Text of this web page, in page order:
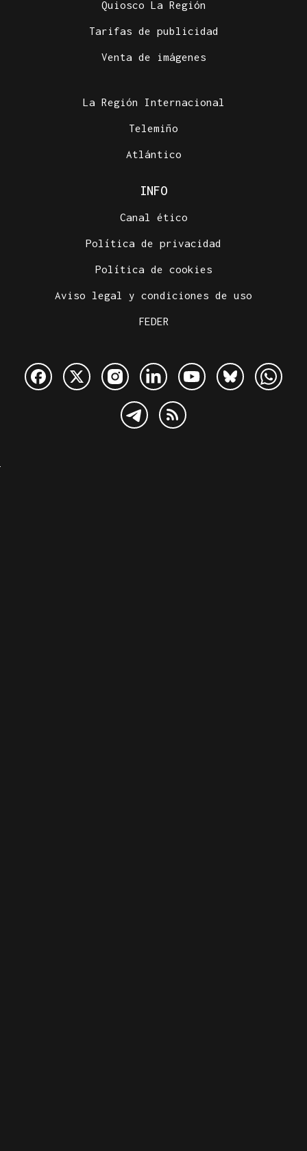
Quiosco La Región
Tarifas de publicidad
Venta de imágenes
La Región Internacional
Telemiño
Atlántico
INFO
Canal ético
Política de privacidad
Política de cookies
Aviso legal y condiciones de uso
FEDER